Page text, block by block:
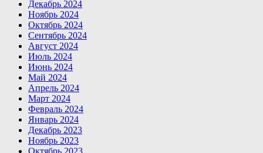
Декабрь 2024
Ноябрь 2024
Октябрь 2024
Сентябрь 2024
Август 2024
Июль 2024
Июнь 2024
Май 2024
Апрель 2024
Март 2024
Февраль 2024
Январь 2024
Декабрь 2023
Ноябрь 2023